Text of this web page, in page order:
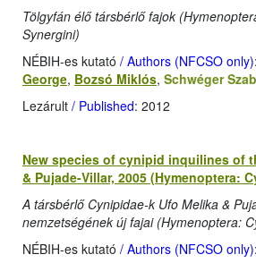
Tölgyfán élő társbérlő fajok
Synergini)
NÉBIH-es kutató / Authors (NFCSO only):
George, Bozsó Miklós, Schwéger
Lezárult / Published: 2012
New species of cynipid inquilines of
& Pujade-Villar, 2005 (Hymenoptera:
A társbérlő Cynipidae-k Ufo Melika &
nemzetségének új fajai (Hymenoptera:
NÉBIH-es kutató / Authors (NFCSO only):